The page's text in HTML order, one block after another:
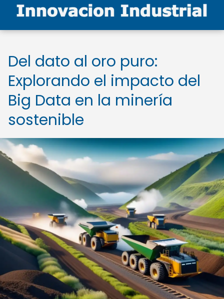
Del dato al oro puro:
Explorando el impacto del
Big Data en la minería
sostenible